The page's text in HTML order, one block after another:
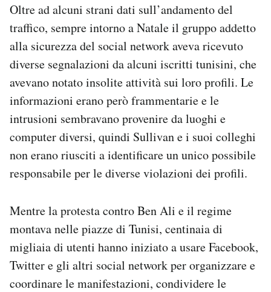
Oltre ad alcuni strani dati sull’andamento del
traffico, sempre intorno a Natale il gruppo addetto
alla sicurezza del social network aveva ricevuto
diverse segnalazioni da alcuni iscritti tunisini, che
avevano notato insolite attività sui loro profili. Le
informazioni erano però frammentarie e le
intrusioni sembravano provenire da luoghi e
computer diversi, quindi Sullivan e i suoi colleghi
non erano riusciti a identificare un unico possibile
responsabile per le diverse violazioni dei profili.
Mentre la protesta contro Ben Ali e il regime
montava nelle piazze di Tunisi, centinaia di
migliaia di utenti hanno iniziato a usare Facebook,
Twitter e gli altri social network per organizzare e
coordinare le manifestazioni, condividere le